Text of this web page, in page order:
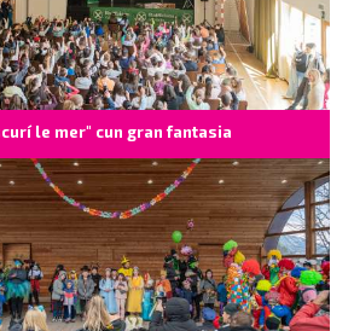
le mer" cun gran fantasia